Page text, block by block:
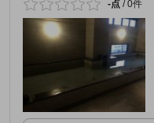
-点 /0件